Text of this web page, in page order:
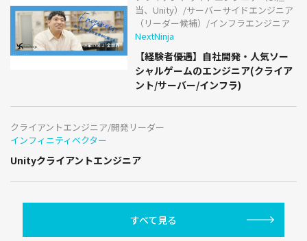
当、Unity）/サーバーサイドエンジニア
（リーダー候補）/インフラエンジニア
NextNinja
【経験者優遇】自社開発・人気ソー
シャルゲームのエンジニア(クライア
ント/サーバー/インフラ)
クライアントエンジニア/開発リーダー
インフィニティベクター
Unityクライアントエンジニア
すべて見る